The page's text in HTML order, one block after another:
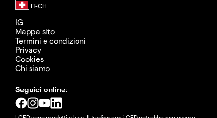
IG
Mappa sito
Termini e condizioni
Privacy
Cookies
Chi siamo
Seguici online: